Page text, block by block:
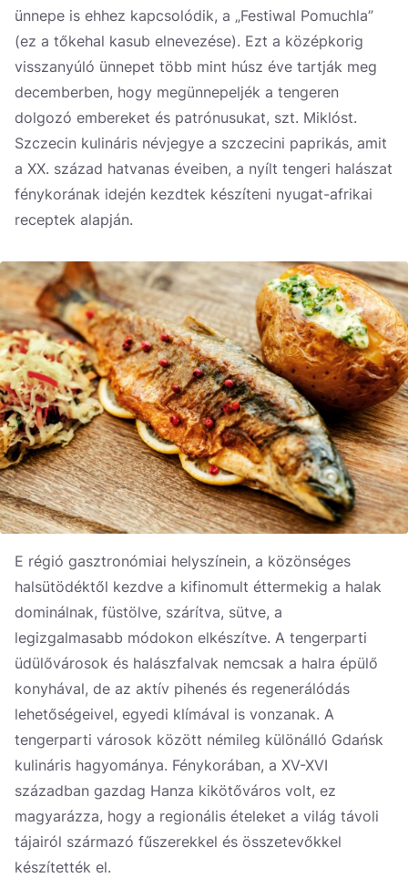
ünnepe is ehhez kapcsolódik, a „Festiwal Pomuchla”
(ez a tőkehal kasub elnevezése). Ezt a középkorig
visszanyúló ünnepet több mint húsz éve tartják meg
decemberben, hogy megünnepeljék a tengeren
dolgozó embereket és patrónusukat, szt. Miklóst.
Szczecin kulináris névjegye a szczecini paprikás, amit
a XX. század hatvanas éveiben, a nyílt tengeri halászat
fénykorának idején kezdtek készíteni nyugat-afrikai
receptek alapján.
E régió gasztronómiai helyszínein, a közönséges
halsütödéktől kezdve a kifinomult éttermekig a halak
dominálnak, füstölve, szárítva, sütve, a
legizgalmasabb módokon elkészítve. A tengerparti
üdülővárosok és halászfalvak nemcsak a halra épülő
konyhával, de az aktív pihenés és regenerálódás
lehetőségeivel, egyedi klímával is vonzanak. A
tengerparti városok között némileg különálló Gdańsk
kulináris hagyománya. Fénykorában, a XV-XVI
században gazdag Hanza kikötőváros volt, ez
magyarázza, hogy a regionális ételeket a világ távoli
tájairól származó fűszerekkel és összetevőkkel
készítették el.